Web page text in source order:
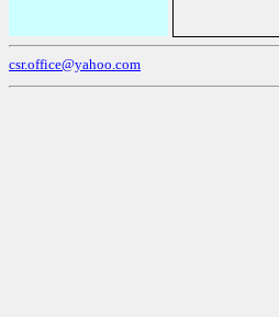
csr.office@yahoo.com